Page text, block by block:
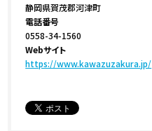
静岡県賀茂郡河津町
電話番号
0558-34-1560
Webサイト
https://www.kawazuzakura.jp/